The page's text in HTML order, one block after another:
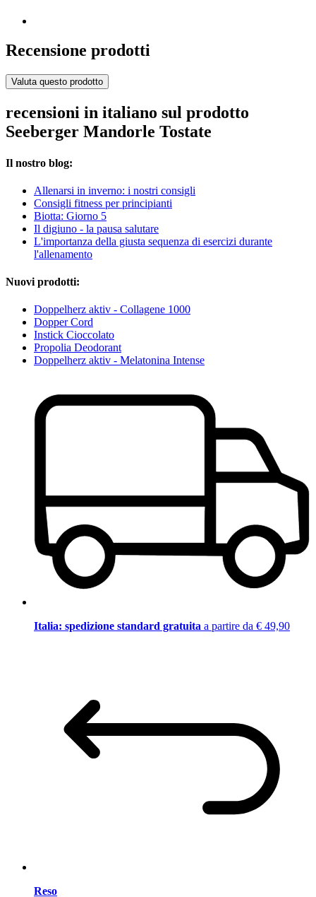
Recensione prodotti
Valuta questo prodotto
recensioni in italiano sul prodotto
Seeberger Mandorle Tostate
Il nostro blog:
Allenarsi in inverno: i nostri consigli
Consigli fitness per principianti
Biotta: Giorno 5
Il digiuno - la pausa salutare
L'importanza della giusta sequenza di esercizi durante
l'allenamento
Nuovi prodotti:
Doppelherz aktiv - Collagene 1000
Dopper Cord
Instick Cioccolato
Propolia Deodorant
Doppelherz aktiv - Melatonina Intense
Italia: spedizione standard gratuita a partire da € 49,90
Reso